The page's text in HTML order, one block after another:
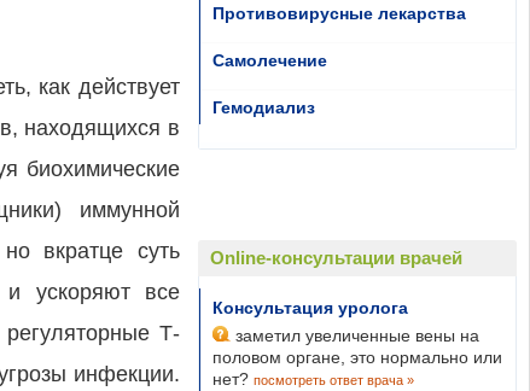
как действует
находящихся в
биохимические
иммунной
вкратце суть
и ускоряют все
Т-
инфекции.
Противовирусные лекарства
Самолечение
Гемодиализ
Online-консультации врачей
Консультация уролога
заметил увеличенные вены на
половом органе, это нормально или
нет? посмотреть ответ врача »